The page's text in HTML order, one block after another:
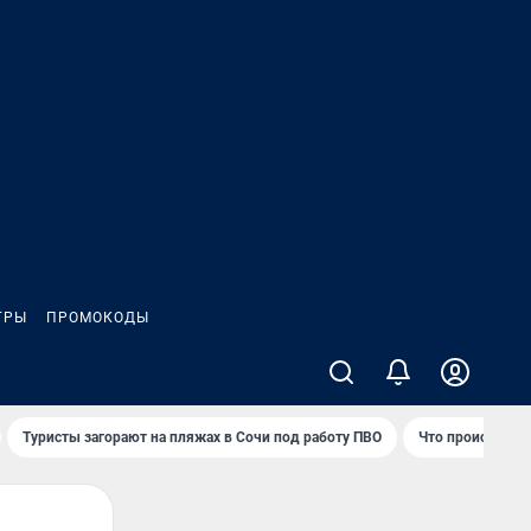
ПРОМОКОДЫ
Туристы загорают на пляжах в Сочи под работу ПВО Что происходит